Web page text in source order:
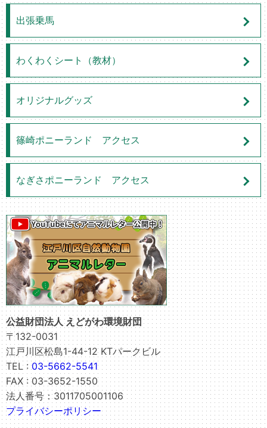
出張乗馬
わくわくシート（教材）
オリジナルグッズ
篠崎ポニーランド アクセス
なぎさポニーランド アクセス
公益財団法人 えどがわ環境財団
〒132-0031
江戸川区松島1-44-12 KTパークビル
TEL :03-5662-5541
FAX : 03-3652-1550
法人番号：3011705001106
プライバシーポリシー